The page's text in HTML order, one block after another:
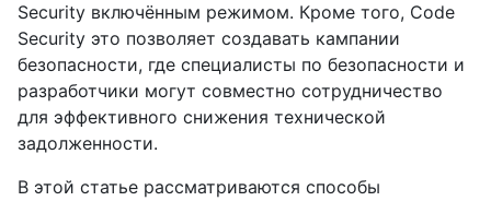
Security включённым режимом. Кроме того, Code
Security это позволяет создавать кампании
безопасности, где специалисты по безопасности и
разработчики могут совместно сотрудничество
для эффективного снижения технической
задолженности.
В этой статье рассматриваются способы